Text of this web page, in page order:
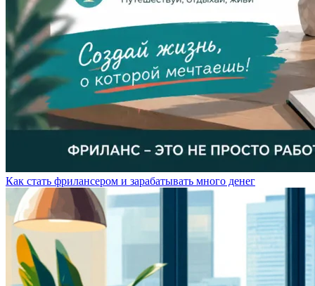
Как стать фрилансером и зарабатывать много денег